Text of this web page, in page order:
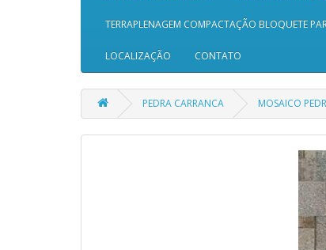
TERRAPLENAGEM COMPACTAÇÃO BLOQUETE
LOCALIZAÇÃO CONTATO
PEDRA CARRANCA MOSAICO